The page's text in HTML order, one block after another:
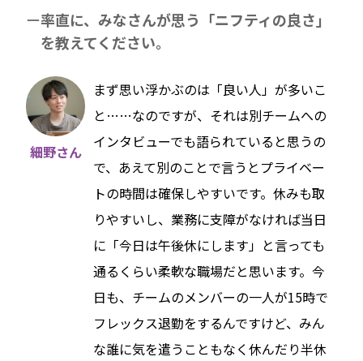
率直に、みなさんが思う「ニフティの良さ」
を教えてください。
細野さん
まず思い浮かぶのは「良い人」が多いこ
と……なのですが、それは別チームへの
インタビューでも語られていると思うの
で、あえて別のことで言うとプライベー
トの時間は確保しやすいです。休みも取
りやすいし、業務に支障がなければ当日
に「今日は午後休にします」と言っても
通るくらい柔軟な職場だと思います。今
日も、チームのメンバーの一人が15時で
フレックス退勤をするんですけど、みん
な誰に気を遣うこともなく休んだり半休